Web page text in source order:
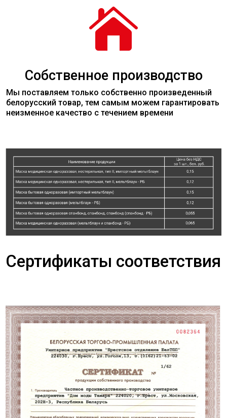

Собственное производство
Мы поставляем только собственно произведенный
белорусский товар, тем самым можем гарантировать
неизменное качество с течением времени
Сертификаты соответствия